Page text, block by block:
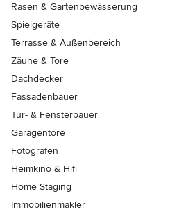
Rasen & Gartenbewässerung
Spielgeräte
Terrasse & Außenbereich
Zäune & Tore
Dachdecker
Fassadenbauer
Tür- & Fensterbauer
Garagentore
Fotografen
Heimkino & Hifi
Home Staging
Immobilienmakler